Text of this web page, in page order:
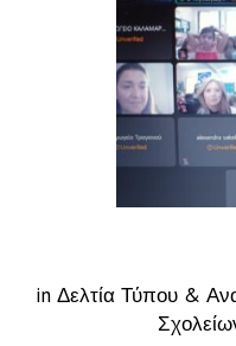
in Δελτία Τύπου &